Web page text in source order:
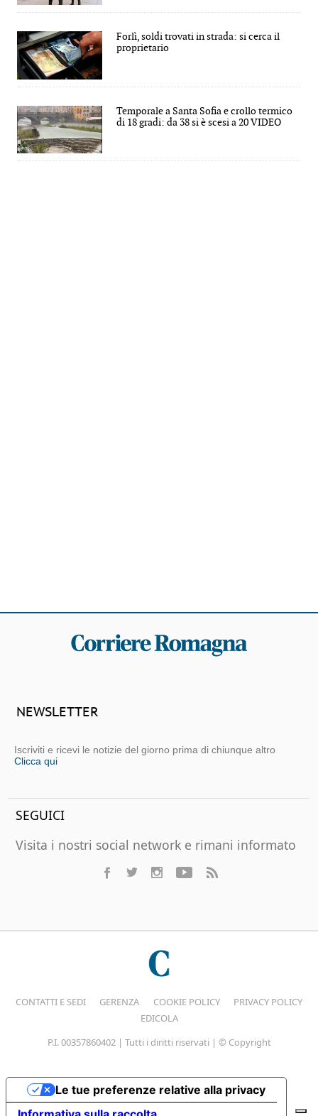
Forlì, soldi trovati in strada: si cerca il
proprietario
Temporale a Santa Sofia e crollo termico
di 18 gradi: da 38 si è scesi a 20 VIDEO
NEWSLETTER
Iscriviti e ricevi le notizie del giorno prima di chiunque altro
Clicca qui
SEGUICI
Visita i nostri social network e rimani informato
CONTATTI E SEDI GERENZA COOKIE POLICY
PRIVACY POLICY
EDICOLA
P.I. 00357860402 | Tutti i diritti riservati | © Copyright
Le tue preferenze relative alla privacy